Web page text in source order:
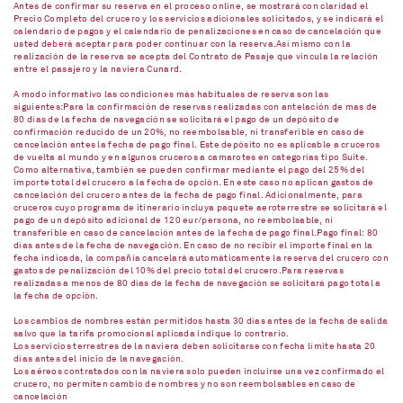
Antes de confirmar su reserva en el proceso online, se mostrará con claridad el
Precio Completo del crucero y los servicios adicionales solicitados, y se indicará el
calendario de pagos y el calendario de penalizaciones en caso de cancelación que
usted deberá aceptar para poder continuar con la reserva.Así mismo con la
realización de la reserva se acepta del Contrato de Pasaje que vincula la relación
entre el pasajero y la naviera Cunard.
A modo informativo las condiciones más habituales de reserva son las
siguientes:Para la confirmación de reservas realizadas con antelación de mas de
80 días de la fecha de navegación se solicitará el pago de un depósito de
confirmación reducido de un 20%, no reembolsable, ni transferible en caso de
cancelación antes la fecha de pago final. Este depósito no es aplicable a cruceros
de vuelta al mundo y en algunos cruceros a camarotes en categorías tipo Suite.
Como alternativa, también se pueden confirmar mediante el pago del 25% del
importe total del crucero a la fecha de opción. En este caso no aplican gastos de
cancelación del crucero antes de la fecha de pago final. Adicionalmente, para
cruceros cuyo programa de itinerario incluya paquete aeroterrestre se solicitará el
pago de un depósito adicional de 120 eur/persona, no reembolsable, ni
transferible en caso de cancelación antes de la fecha de pago final.Pago final: 80
días antes de la fecha de navegación. En caso de no recibir el importe final en la
fecha indicada, la compañía cancelará automáticamente la reserva del crucero con
gastos de penalización del 10% del precio total del crucero.Para reservas
realizadas a menos de 80 días de la fecha de navegación se solicitará pago total a
la fecha de opción.
Los cambios de nombres están permitidos hasta 30 días antes de la fecha de salida
salvo que la tarifa promocional aplicada indique lo contrario.
Los servicios terrestres de la naviera deben solicitarse con fecha límite hasta 20
días antes del inicio de la navegación.
Los aéreos contratados con la naviera solo pueden incluirse una vez confirmado el
crucero, no permiten cambio de nombres y no son reembolsables en caso de
cancelación